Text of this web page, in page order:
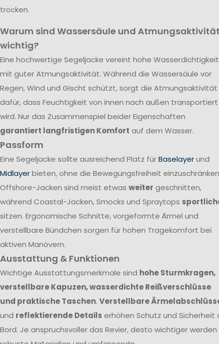
trocken.
Warum sind Wassersäule und
wichtig?
Eine hochwertige Segeljacke vereint hohe Wasserdichtigkeit
mit guter Atmungsaktivität. Während die Wassersäule vor
Regen, Wind und Gischt schützt, sorgt die Atmungsaktivität
dafür, dass Feuchtigkeit von innen nach außen transportiert
wird. Nur das Zusammenspiel beider Eigenschaften
garantiert langfristigen Komfort auf dem Wasser.
Passform
Eine Segeljacke sollte ausreichend Platz fürBaselayerund
Midlayerbieten, ohne die Bewegungsfreiheit
Offshore-Jacken sind meist etwas weiter geschnitten,
während Coastal-Jacken, Smocks und Spraytops
sitzen. Ergonomische Schnitte, vorgeformte Ärmel und
verstellbare Bündchen sorgen für hohen Tragekomfort bei
aktiven Manövern.
Ausstattung & Funktionen
Wichtige Ausstattungsmerkmale sind hohe Sturmkragen,
verstellbare Kapuzen, wasserdichte Reißverschlüsse
und praktische Taschen. Verstellbare
und reflektierende Details erhöhen Schutz und Sicherheit
Bord. Je anspruchsvoller das Revier, desto wichtiger werden